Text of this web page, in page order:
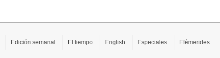
Edición semanal El tiempo English Especiales Efémerides